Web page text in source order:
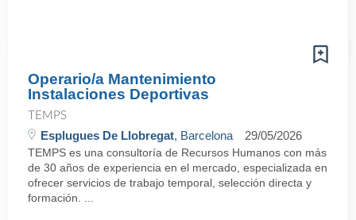
Operario/a Mantenimiento
Instalaciones Deportivas
TEMPS
Esplugues De Llobregat, Barcelona 29/05/2026
TEMPS es una consultoría de Recursos Humanos con más
de 30 años de experiencia en el mercado, especializada en
ofrecer servicios de trabajo temporal, selección directa y
formación. ...